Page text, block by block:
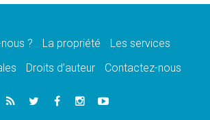
France
Rossi: «La venue du Pape Léon en
est un hommage à François»
? La propriété
Les services
Droits d’auteur Contactez-nous